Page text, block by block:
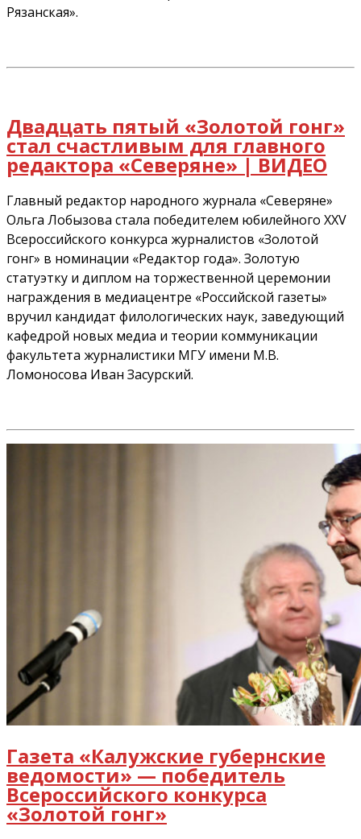
Рязанская».
Двадцать пятый «Золотой гонг»
стал счастливым для главного
редактора «Северяне» | ВИДЕО
Главный редактор народного журнала «Северяне»
Ольга Лобызова стала победителем юбилейного XXV
Всероссийского конкурса журналистов «Золотой
гонг» в номинации «Редактор года». Золотую
статуэтку и диплом на торжественной церемонии
награждения в медиацентре «Российской газеты»
вручил кандидат филологических наук, заведующий
кафедрой новых медиа и теории коммуникации
факультета журналистики МГУ имени М.В.
Ломоносова Иван Засурский.
Газета «Калужские губернские
ведомости» — победитель
Всероссийского конкурса
«Золотой гонг»